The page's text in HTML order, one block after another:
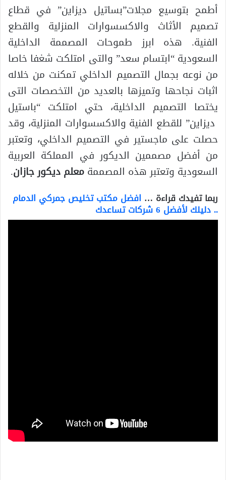
أطمح بتوسيع مجلات”بساتيل ديزاين” في قطاع
تصميم الأثاث والاكسسوارات المنزلية والقطع
الفنية. هذه ابرز طموحات المصممة الداخلية
السعودية “ابتسام سعد” والتى امتلكت شغفا خاصا
من نوعه بجمال التصميم الداخلي تمكنت من خلاله
اثبات نجاحها وتميزها بالعديد من التخصصات التى
يختصا التصميم الداخلية، حتي امتلكت “باستيل
ديزاين” للقطع الفنية والاكسسوارات المنزلية، وقد
حصلت على ماجستير في التصميم الداخلي، وتعتبر
من أفضل مصممين الديكور في المملكة العربية
السعودية وتعتبر هذه المصممةمعلم ديكور جازان.
ربما تفيدك قراءة … افضل مكتب تخليص جمركي الدمام
.. دليلك لأفضل 6 شركات تساعدك